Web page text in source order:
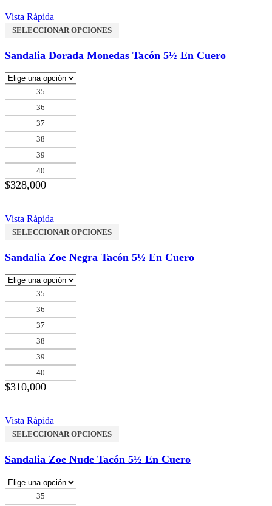
Vista Rápida
SELECCIONAR OPCIONES
Sandalia Dorada Monedas Tacón 5½ En Cuero
35
36
37
38
39
40
$328,000
Vista Rápida
SELECCIONAR OPCIONES
Sandalia Zoe Negra Tacón 5½ En Cuero
35
36
37
38
39
40
$310,000
Vista Rápida
SELECCIONAR OPCIONES
Sandalia Zoe Nude Tacón 5½ En Cuero
35